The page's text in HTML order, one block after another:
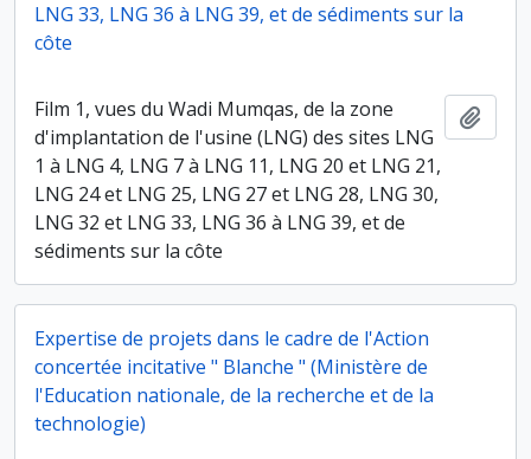
LNG 33, LNG 36 à LNG 39, et de sédiments sur la
côte
Film 1, vues du Wadi Mumqas, de la zone
d'implantation de l'usine (LNG) des sites LNG
1 à LNG 4, LNG 7 à LNG 11, LNG 20 et LNG 21,
LNG 24 et LNG 25, LNG 27 et LNG 28, LNG 30,
LNG 32 et LNG 33, LNG 36 à LNG 39, et de
sédiments sur la côte
Expertise de projets dans le cadre de l'Action
concertée incitative " Blanche " (Ministère de
l'Education nationale, de la recherche et de la
technologie)